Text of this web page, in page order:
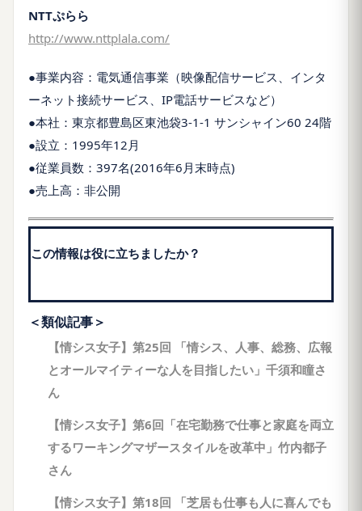
NTTぷらら
http://www.nttplala.com/
●事業内容：電気通信事業（映像配信サービス、インタ
ーネット接続サービス、IP電話サービスなど）
●本社：東京都豊島区東池袋3-1-1 サンシャイン60 24階
●設立：1995年12月
●従業員数：397名(2016年6月末時点)
●売上高：非公開
この情報は役に立ちましたか？
＜類似記事＞
【情シス女子】第25回 「情シス、人事、総務、広報
とオールマイティーな人を目指したい」千須和瞳さ
ん
【情シス女子】第6回「在宅勤務で仕事と家庭を両立
するワーキングマザースタイルを改革中」竹内都子
さん
【情シス女子】第18回 「芝居も仕事も人に喜んでも